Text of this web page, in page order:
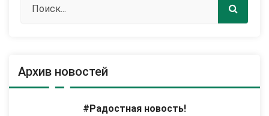
Архив новостей
#Радостная новость!